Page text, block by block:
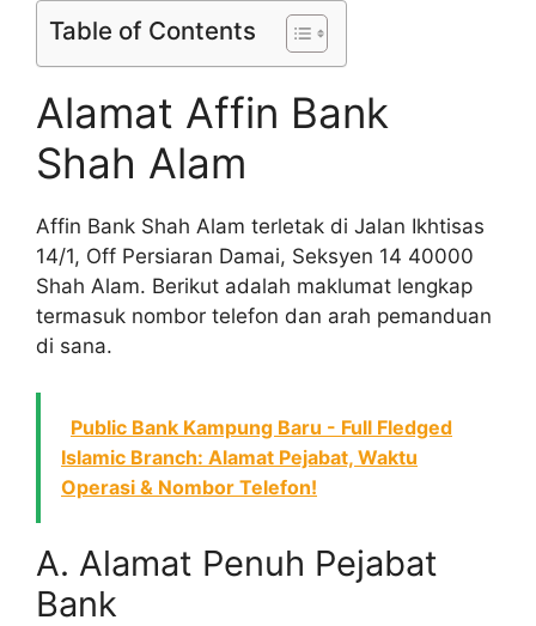
Table of Contents
Alamat Affin Bank
Shah Alam
Affin Bank Shah Alam terletak di Jalan Ikhtisas
14/1, Off Persiaran Damai, Seksyen 14 40000
Shah Alam. Berikut adalah maklumat lengkap
termasuk nombor telefon dan arah pemanduan
di sana.
Public Bank Kampung Baru - Full Fledged
Islamic Branch: Alamat Pejabat, Waktu
Operasi & Nombor Telefon!
A. Alamat Penuh Pejabat
Bank